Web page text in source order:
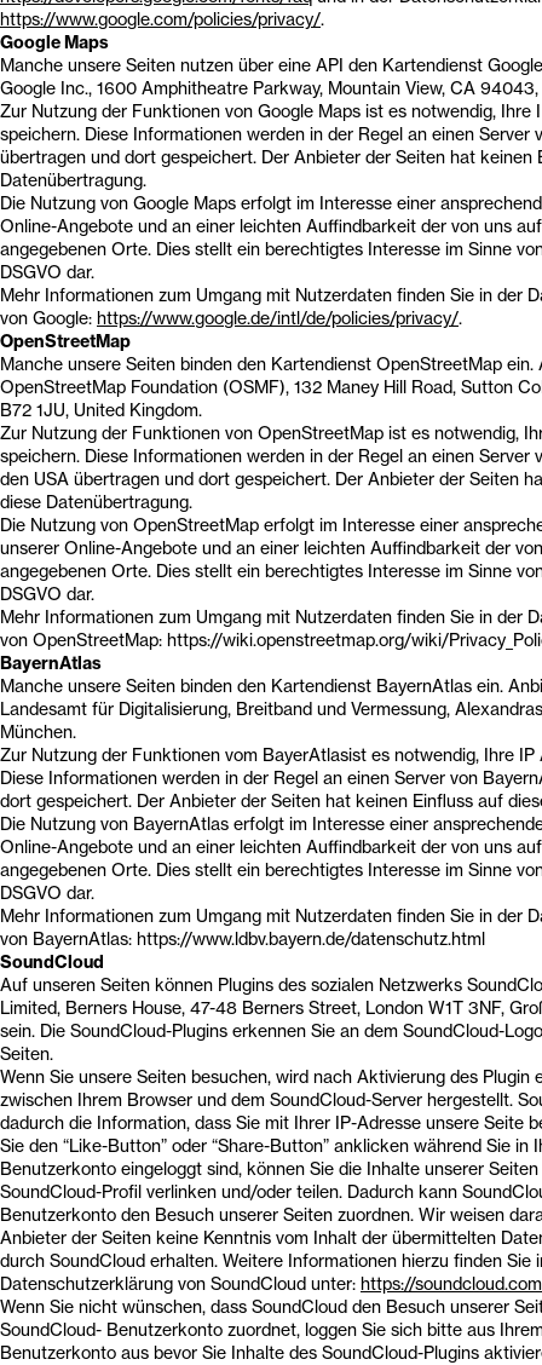
https://www.google.com/policies/privacy/.
Google Maps
Manche unsere Seiten nutzen über eine API den Kartendienst
Google Inc., 1600 Amphitheatre Parkway, Mountain View, CA 94043,
Zur Nutzung der Funktionen von Google Maps ist es notwendig, Ihre
speichern. Diese Informationen werden in der Regel an einen Server
übertragen und dort gespeichert. Der Anbieter der Seiten hat keinen
Datenübertragung.
Die Nutzung von Google Maps erfolgt im Interesse einer
Online-Angebote und an einer leichten Auffindbarkeit der von uns
angegebenen Orte. Dies stellt ein berechtigtes Interesse im Sinne
DSGVO dar.
Mehr Informationen zum Umgang mit Nutzerdaten finden Sie in der
von Google: https://www.google.de/intl/de/policies/privacy/.
OpenStreetMap
Manche unsere Seiten binden den Kartendienst OpenStreetMap ein.
OpenStreetMap Foundation (OSMF), 132 Maney Hill Road, Sutton
B72 1JU, United Kingdom.
Zur Nutzung der Funktionen von OpenStreetMap ist es notwendig,
speichern. Diese Informationen werden in der Regel an einen Server
den USA übertragen und dort gespeichert. Der Anbieter der Seiten
diese Datenübertragung.
Die Nutzung von OpenStreetMap erfolgt im Interesse einer
unserer Online-Angebote und an einer leichten Auffindbarkeit der
angegebenen Orte. Dies stellt ein berechtigtes Interesse im Sinne
DSGVO dar.
Mehr Informationen zum Umgang mit Nutzerdaten finden Sie in der
von OpenStreetMap: https://wiki.openstreetmap.org/wiki/
BayernAtlas
Manche unsere Seiten binden den Kartendienst BayernAtlas ein.
Landesamt für Digitalisierung, Breitband und Vermessung,
München.
Zur Nutzung der Funktionen vom BayerAtlasist es notwendig, Ihre IP
Diese Informationen werden in der Regel an einen Server von
dort gespeichert. Der Anbieter der Seiten hat keinen Einfluss auf
Die Nutzung von BayernAtlas erfolgt im Interesse einer
Online-Angebote und an einer leichten Auffindbarkeit der von uns
angegebenen Orte. Dies stellt ein berechtigtes Interesse im Sinne
DSGVO dar.
Mehr Informationen zum Umgang mit Nutzerdaten finden Sie in der
von BayernAtlas: https://www.ldbv.bayern.de/datenschutz.html
SoundCloud
Auf unseren Seiten können Plugins des sozialen Netzwerks
Limited, Berners House, 47-48 Berners Street, London W1T 3NF,
sein. Die SoundCloud-Plugins erkennen Sie an dem SoundCloud-
Seiten.
Wenn Sie unsere Seiten besuchen, wird nach Aktivierung des Plugin
zwischen Ihrem Browser und dem SoundCloud-Server hergestellt.
dadurch die Information, dass Sie mit Ihrer IP-Adresse unsere Seite
Sie den “Like-Button” oder “Share-Button” anklicken während Sie in
Benutzerkonto eingeloggt sind, können Sie die Inhalte unserer
SoundCloud-Profil verlinken und/oder teilen. Dadurch kann
Benutzerkonto den Besuch unserer Seiten zuordnen. Wir weisen
Anbieter der Seiten keine Kenntnis vom Inhalt der übermittelten
durch SoundCloud erhalten. Weitere Informationen hierzu finden Sie
Datenschutzerklärung von SoundCloud unter: https://
Wenn Sie nicht wünschen, dass SoundCloud den Besuch unserer
SoundCloud- Benutzerkonto zuordnet, loggen Sie sich bitte aus
Benutzerkonto aus bevor Sie Inhalte des SoundCloud-Plugins